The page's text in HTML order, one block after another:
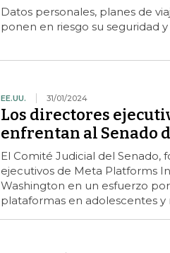
Datos personales, planes de
ponen en riesgo su seguridad
EE.UU. 31/01/2024
Los directores
enfrentan al Senado
El Comité Judicial del Senado,
ejecutivos de Meta Platforms
Washington en un esfuerzo
plataformas en adolescentes y